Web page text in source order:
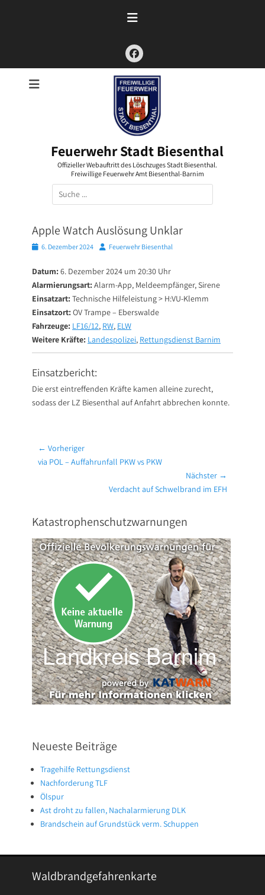
Facebook
Feuerwehr Stadt Biesenthal
Offizieller Webauftritt des Löschzuges Stadt Biesenthal.
Freiwillige Feuerwehr Amt Biesenthal-Barnim
Suchen
nach:
Apple Watch Auslösung Unklar
Posted6. Dezember 2024 AutorFeuerwehr Biesenthal
Datum: 6. Dezember 2024 um 20:30 Uhr
Alarmierungsart: Alarm-App, Meldeempfänger, Sirene
Einsatzart: Technische Hilfeleistung > H:VU-Klemm
Einsatzort: OV Trampe – Eberswalde
Fahrzeuge: LF16/12, RW, ELW
Weitere Kräfte: Landespolizei, Rettungsdienst Barnim
Einsatzbericht:
Die erst eintreffenden Kräfte kamen alleine zurecht,
sodass der LZ Biesenthal auf Anfahrt abbrechen konnte.
Beitragsnavigation
← Vorheriger
Vorheriger
via POL – Auffahrunfall PKW vs PKW
Nächster →
Verdacht auf Schwelbrand im EFH
Katastrophenschutzwarnungen
Neueste Beiträge
Tragehilfe Rettungsdienst
Nachforderung TLF
Ölspur
Ast droht zu fallen, Nachalarmierung DLK
Brandschein auf Grundstück verm. Schuppen
Waldbrandgefahrenkarte